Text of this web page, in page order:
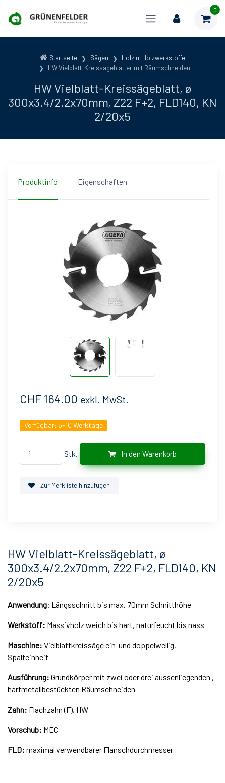
0
Startseite Sägen
Holz u. Holzwerkstoffe
HW Vielblatt-Kreissägeblätter mit Räumschneiden
HW Vielblatt-Kreissägeblatt, ø
300x3.4/2.2x70mm, Z22 F+2, FLD140, KN
2/20x5
Produktinfo Eigenschaften
CHF 164.00 exkl. MwSt.
Verfügbar: 5-10 Werktage
Stk. In den Warenkorb
Zur Merkliste hinzufügen
HW Vielblatt-Kreissägeblatt, ø
300x3.4/2.2x70mm, Z22 F+2, FLD140, KN
2/20x5
Anwendung: Längsschnitt bis max. 70mm Schnitthöhe
Werkstoff: Massivholz weich bis hart, naturfeucht bis nass
Maschine: Vielblattkreissäge ein-und doppelwellig,
Spalteinheit
Ausführung: Grundkörper mit zwei oder drei aussenliegenden ,
hartmetallbestückten Räumschneiden
Zahn: Flachzahn (F), HW
Vorschub: MEC
FLD: maximal verwendbarer Flanschdurchmesser